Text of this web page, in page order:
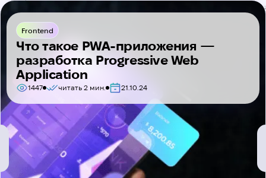
Что такое PWA-приложения — разработка Progressive Web
Frontend
Что такое PWA-приложения —
разработка Progressive Web
Application
1447 читать 2 мин. 21.10.24